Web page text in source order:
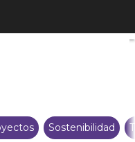
Electric aboga por
Sostenibilidad